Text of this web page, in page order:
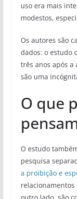
uso era mais
modestos,
Os autores são
dados: o estudo
três anos após a
são uma
O que
O estudo
pesquisa
a proibição e